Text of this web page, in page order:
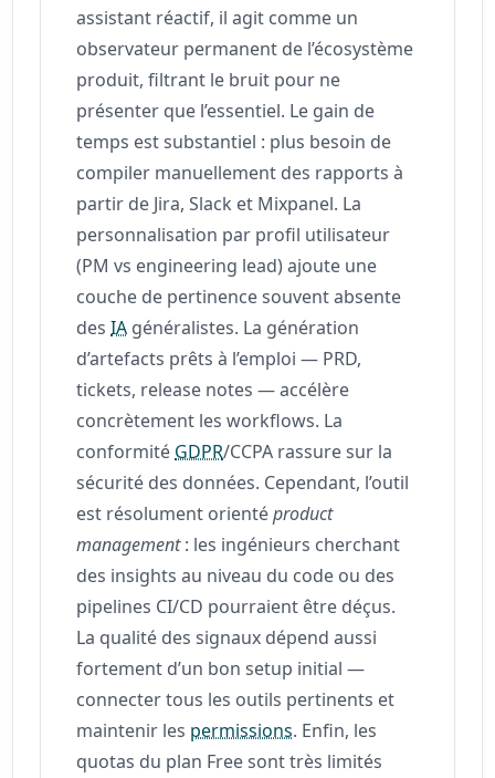
assistant réactif, il agit comme un
observateur permanent de l’écosystème
produit, filtrant le bruit pour ne
présenter que l’essentiel. Le gain de
temps est substantiel : plus besoin de
compiler manuellement des rapports à
partir de Jira, Slack et Mixpanel. La
personnalisation par profil utilisateur
(PM vs engineering lead) ajoute une
couche de pertinence souvent absente
desIA généralistes. La génération
d’artefacts prêts à l’emploi — PRD,
tickets, release notes — accélère
concrètement les workflows. La
conformité GDPR/CCPA rassure sur la
sécurité des données. Cependant, l’outil
est résolument orientéproduct
management: les ingénieurs cherchant
des insights au niveau du code ou des
pipelines CI/CD pourraient être déçus.
La qualité des signaux dépend aussi
fortement d’un bon setup initial —
connecter tous les outils pertinents et
maintenir les permissions. Enfin, les
quotas du plan Free sont très limités